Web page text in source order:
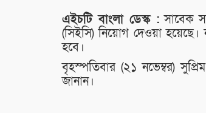
এইচটি বাংলা ডেস্ক : সাবেক
(সিইসি) নিয়োগ দেওয়া
হবে।
বৃহস্পতিবার (২১ নভেম্বর)
জানান।